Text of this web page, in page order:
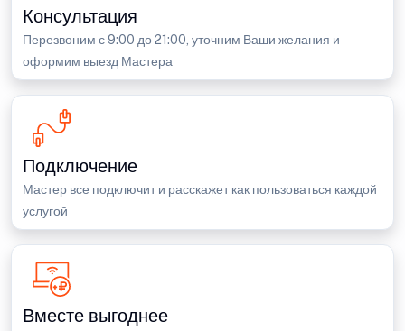
Консультация
Перезвоним с 9:00 до 21:00, уточним Ваши желания и
оформим выезд Мастера
Подключение
Мастер все подключит и расскажет как пользоваться каждой
услугой
Вместе выгоднее